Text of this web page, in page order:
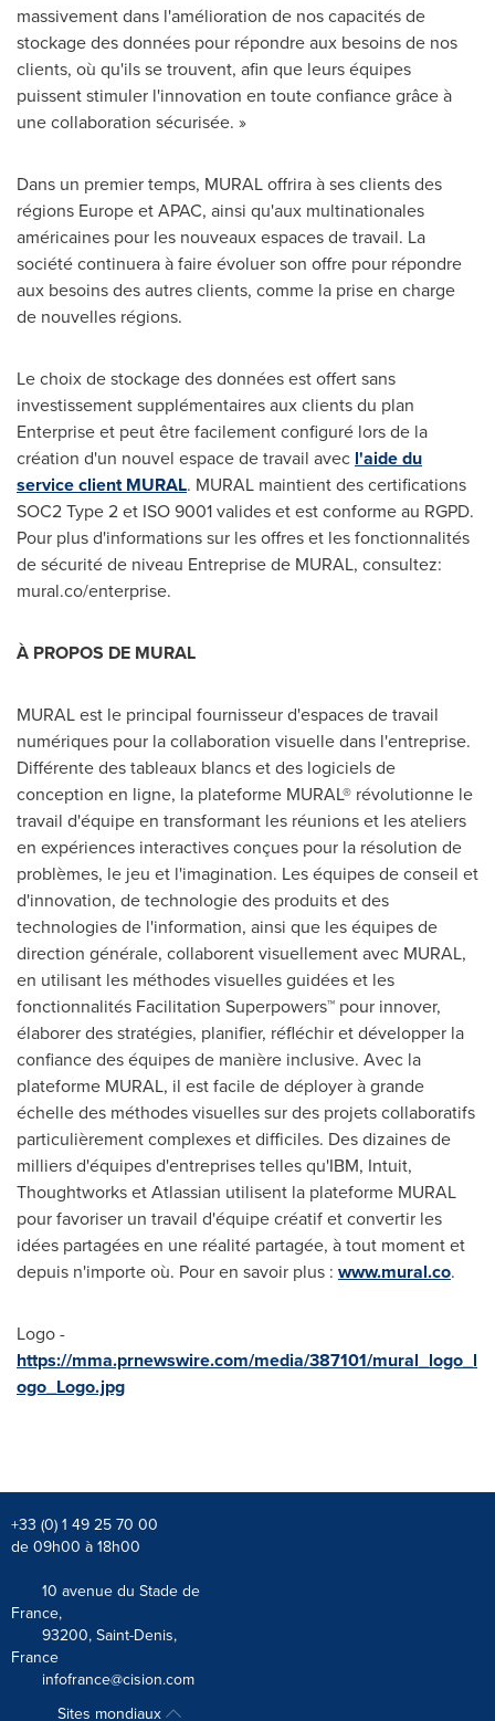
massivement dans l'amélioration de nos capacités de
stockage des données pour répondre aux besoins de nos
clients, où qu'ils se trouvent, afin que leurs équipes
puissent stimuler l'innovation en toute confiance grâce à
une collaboration sécurisée. »
Dans un premier temps, MURAL offrira à ses clients des
régions Europeet APAC, ainsi qu'aux multinationales
américaines pour les nouveaux espaces de travail. La
société continuera à faire évoluer son offre pour répondre
aux besoins des autres clients, comme la prise en charge
de nouvelles régions.
Le choix de stockage des données est offert sans
investissement supplémentaires aux clients du plan
Enterprise et peut être facilement configuré lors de la
création d'un nouvel espace de travail avec l'aide du
service client MURAL. MURAL maintient des certifications
SOC2 Type 2 et ISO 9001 valides et est conforme au RGPD.
Pour plus d'informations sur les offres et les fonctionnalités
de sécurité de niveau Entreprise de MURAL, consultez:
mural.co/enterprise.
À PROPOS DE MURAL
MURAL est le principal fournisseur d'espaces de travail
numériques pour la collaboration visuelle dans l'entreprise.
Différente des tableaux blancs et des logiciels de
conception en ligne, la plateforme MURAL® révolutionne le
travail d'équipe en transformant les réunions et les ateliers
en expériences interactives conçues pour la résolution de
problèmes, le jeu et l'imagination. Les équipes de conseil et
d'innovation, de technologie des produits et des
technologies de l'information, ainsi que les équipes de
direction générale, collaborent visuellement avec MURAL,
en utilisant les méthodes visuelles guidées et les
fonctionnalités Facilitation Superpowers™ pour innover,
élaborer des stratégies, planifier, réfléchir et développer la
confiance des équipes de manière inclusive. Avec la
plateforme MURAL, il est facile de déployer à grande
échelle des méthodes visuelles sur des projets collaboratifs
particulièrement complexes et difficiles. Des dizaines de
milliers d'équipes d'entreprises telles qu'IBM, Intuit,
Thoughtworks et Atlassian utilisent la plateforme MURAL
pour favoriser un travail d'équipe créatif et convertir les
idées partagées en une réalité partagée, à tout moment et
depuis n'importe où. Pour en savoir plus : www.mural.co.
Logo -
https://mma.prnewswire.com/media/387101/mural_logo_l
ogo_Logo.jpg
+33 (0) 1 49 25 70 00
de 09h00 à 18h00
10 avenue du Stade de
France,
93200, Saint-Denis,
France
infofrance@cision.com
Sites mondiaux